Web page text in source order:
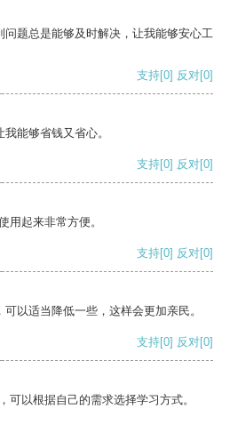
题总是能够及时解决，让我能够安心工
支持[0] 反对[0]
能够省钱又省心。
支持[0] 反对[0]
用起来非常方便。
支持[0] 反对[0]
以适当降低一些，这样会更加亲民。
支持[0] 反对[0]
可以根据自己的需求选择学习方式。